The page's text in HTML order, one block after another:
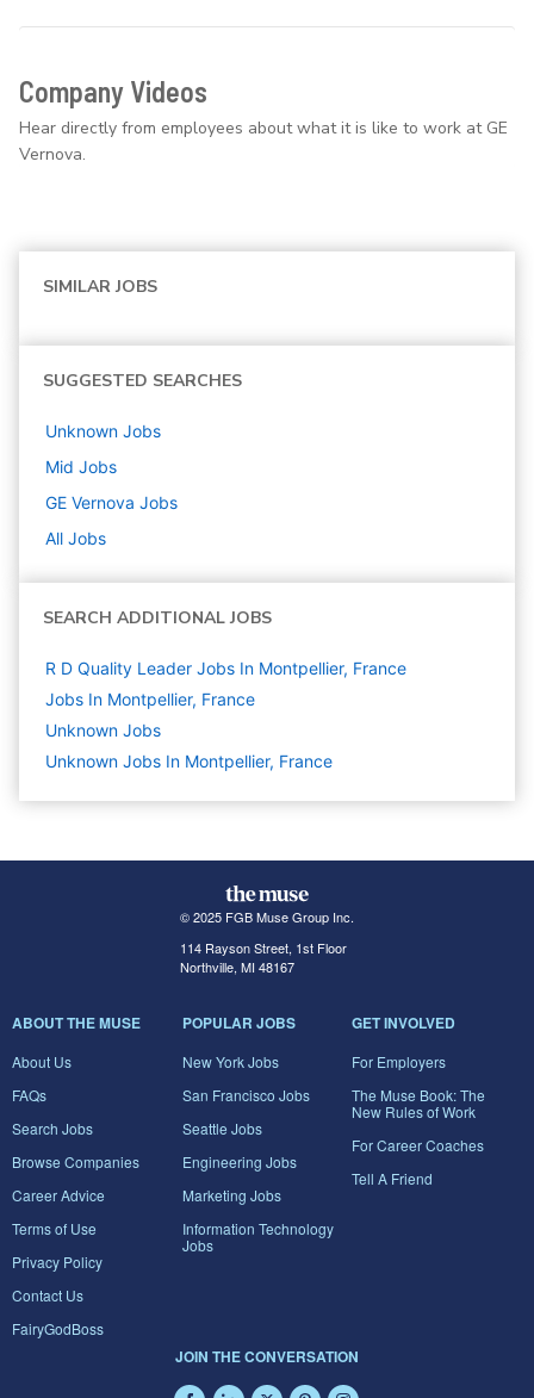
Company Videos
Hear directly from employees about what it is like to work at GE
Vernova.
SIMILAR JOBS
SUGGESTED SEARCHES
Unknown Jobs
Mid Jobs
GE Vernova Jobs
All Jobs
SEARCH ADDITIONAL JOBS
R D Quality Leader Jobs In Montpellier, France
Jobs In Montpellier, France
Unknown Jobs
Unknown Jobs In Montpellier, France
© 2025 FGB Muse Group Inc.
114 Rayson Street, 1st Floor
Northville, MI 48167
ABOUT THE MUSE
About Us
FAQs
Search Jobs
Browse Companies
Career Advice
Terms of Use
Privacy Policy
Contact Us
FairyGodBoss
POPULAR JOBS
New York Jobs
San Francisco Jobs
Seattle Jobs
Engineering Jobs
Marketing Jobs
Information Technology
Jobs
GET INVOLVED
For Employers
The Muse Book: The
New Rules of Work
For Career Coaches
Tell A Friend
JOIN THE CONVERSATION